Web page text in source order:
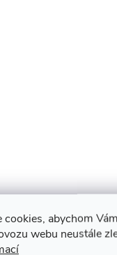
cookies, abychom
webu neustále